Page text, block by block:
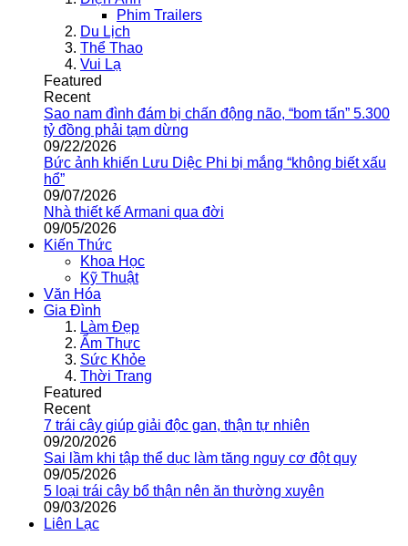
Phim Trailers
Du Lịch
Thể Thao
Vui Lạ
Featured
Recent
Sao nam đình đám bị chấn động não, “bom tấn” 5.300
tỷ đồng phải tạm dừng
09/22/2026
Bức ảnh khiến Lưu Diệc Phi bị mắng “không biết xấu
hổ”
09/07/2026
Nhà thiết kế Armani qua đời
09/05/2026
Kiến Thức
Khoa Học
Kỹ Thuật
Văn Hóa
Gia Đình
Làm Đẹp
Ẩm Thực
Sức Khỏe
Thời Trang
Featured
Recent
7 trái cây giúp giải độc gan, thận tự nhiên
09/20/2026
Sai lầm khi tập thể dục làm tăng nguy cơ đột quỵ
09/05/2026
5 loại trái cây bổ thận nên ăn thường xuyên
09/03/2026
Liên Lạc